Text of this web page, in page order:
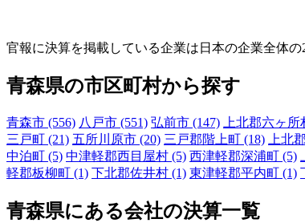
官報に決算を掲載している企業は日本の企業全体
青森県の市区町村から探す
青森市 (556) 八戸市 (551) 弘前市 (147) 上北郡六ヶ所
三戸町 (21) 五所川原市 (20) 三戸郡階上町 (18) 上北
中泊町 (5) 中津軽郡西目屋村 (5) 西津軽郡深浦町 (5)
軽郡板柳町 (1) 下北郡佐井村 (1) 東津軽郡平内町 (1)
青森県にある会社の決算一覧